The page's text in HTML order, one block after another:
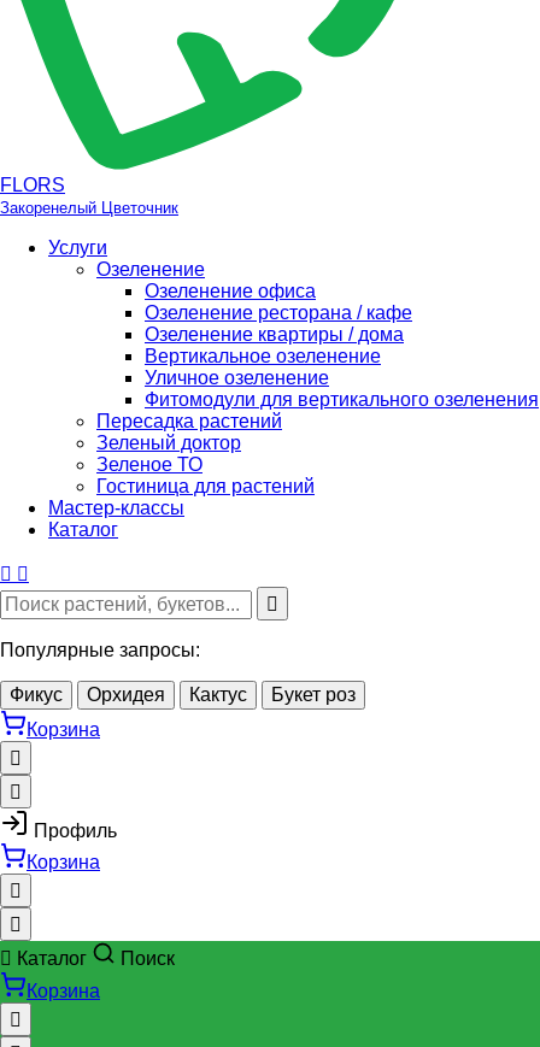
FLORS
Закоренелый Цветочник
Услуги
Озеленение
Озеленение офиса
Озеленение ресторана / кафе
Озеленение квартиры / дома
Вертикальное озеленение
Уличное озеленение
Фитомодули для вертикального озеленения
Пересадка растений
Зеленый доктор
Зеленое ТО
Гостиница для растений
Мастер-классы
Каталог
Популярные запросы:
Фикус Орхидея Кактус
Букет роз
Корзина
Профиль
Корзина
Каталог
Поиск
Корзина